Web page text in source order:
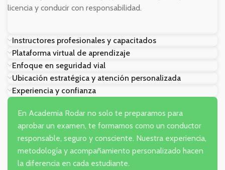
licencia y conducir con responsabilidad.
Instructores profesionales y capacitados
Plataforma virtual de aprendizaje
Enfoque en seguridad vial
Ubicación estratégica y atención personalizada
Experiencia y confianza
En Academia Rodar no solo te preparamos para
aprobar un examen, te formamos como un conductor
responsable, seguro y consciente. Nuestra experiencia,
metodología y acompañamiento personalizado hacen
la diferencia en cada estudiante.